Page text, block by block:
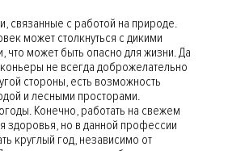
связанные с работой на природе.
может столкнуться с дикими
может быть опасно для жизни. Да
не всегда доброжелательно
стороны, есть возможность
и лесными просторами.
Конечно, работать на свежем
здоровья, но в данной профессии
круглый год, независимо от